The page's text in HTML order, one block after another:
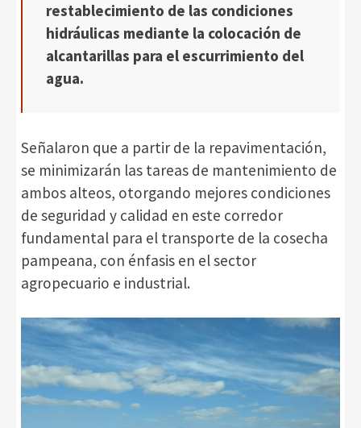
restablecimiento de las condiciones
hidráulicas mediante la colocación de
alcantarillas para el escurrimiento del
agua.
Señalaron que a partir de la repavimentación,
se minimizarán las tareas de mantenimiento de
ambos alteos, otorgando mejores condiciones
de seguridad y calidad en este corredor
fundamental para el transporte de la cosecha
pampeana, con énfasis en el sector
agropecuario e industrial.